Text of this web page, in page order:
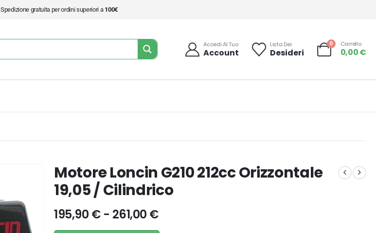
Spedizione gratuita per ordini superiori a 100€
Accedi Al Tuo
Account
Lista Dei
Desideri
0 Carrello
0,00€
Motore Loncin G210 212cc Orizzontale
19,05 / Cilindrico
195,90 € - 261,00 €